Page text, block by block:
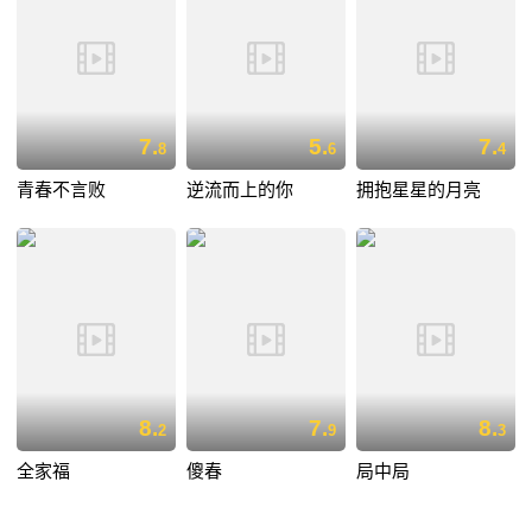
7.8
青春不言败
5.6
逆流而上的你
7.4
拥抱星星的月亮
8.2
全家福
7.9
傻春
8.3
局中局